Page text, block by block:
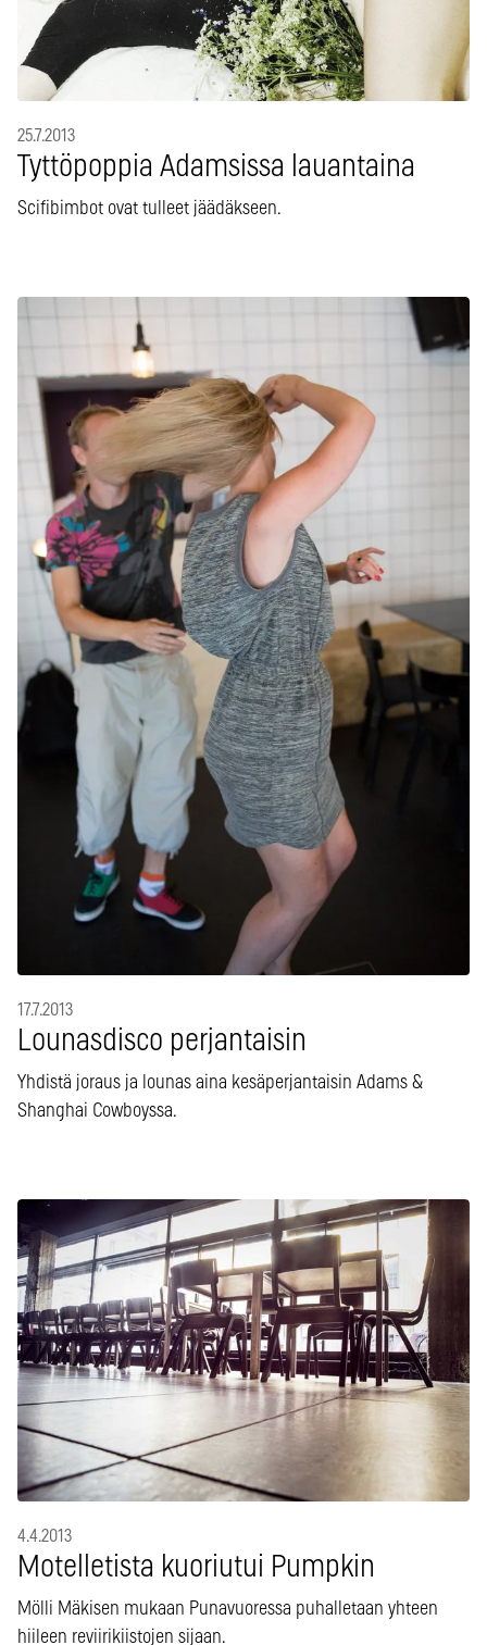
25.7.2013
Tyttöpoppia Adamsissa lauantaina
Scifibimbot ovat tulleet jäädäkseen.
17.7.2013
Lounasdisco perjantaisin
Yhdistä joraus ja lounas aina kesäperjantaisin Adams &
Shanghai Cowboyssa.
4.4.2013
Motelletista kuoriutui Pumpkin
Mölli Mäkisen mukaan Punavuoressa puhalletaan yhteen
hiileen reviirikiistojen sijaan.